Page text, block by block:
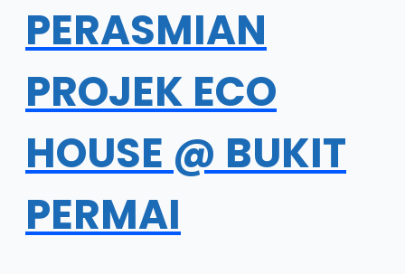
PERASMIAN
PROJEK ECO
HOUSE @ BUKIT
PERMAI